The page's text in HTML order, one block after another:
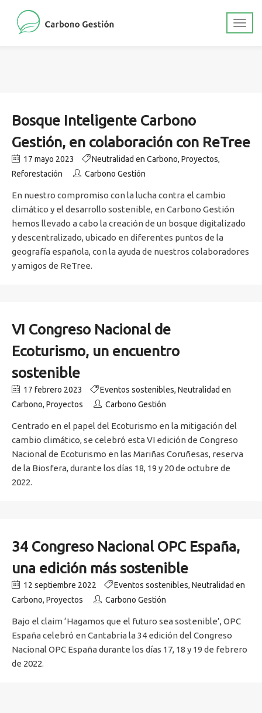
Bosque Inteligente Carbono
Gestión, en colaboración con ReTree
17 mayo 2023 Neutralidad en Carbono, Proyectos,
Reforestación
Carbono Gestión
En nuestro compromiso con la lucha contra el cambio
climático y el desarrollo sostenible, en Carbono Gestión
hemos llevado a cabo la creación de un bosque digitalizado
y descentralizado, ubicado en diferentes puntos de la
geografía española, con la ayuda de nuestros colaboradores
y amigos de ReTree.
VI Congreso Nacional de
Ecoturismo, un encuentro
sostenible
17 febrero 2023 Eventos sostenibles, Neutralidad en
Carbono, Proyectos Carbono Gestión
Centrado en el papel del Ecoturismo en la mitigación del
cambio climático, se celebró esta VI edición de Congreso
Nacional de Ecoturismo en las Mariñas Coruñesas, reserva
de la Biosfera, durante los días 18, 19 y 20 de octubre de
2022.
34 Congreso Nacional OPC España,
una edición más sostenible
12 septiembre 2022 Eventos sostenibles, Neutralidad en
Carbono, Proyectos Carbono Gestión
Bajo el claim ‘Hagamos que el futuro sea sostenible’, OPC
España celebró en Cantabria la 34 edición del Congreso
Nacional OPC España durante los días 17, 18 y 19 de febrero
de 2022.